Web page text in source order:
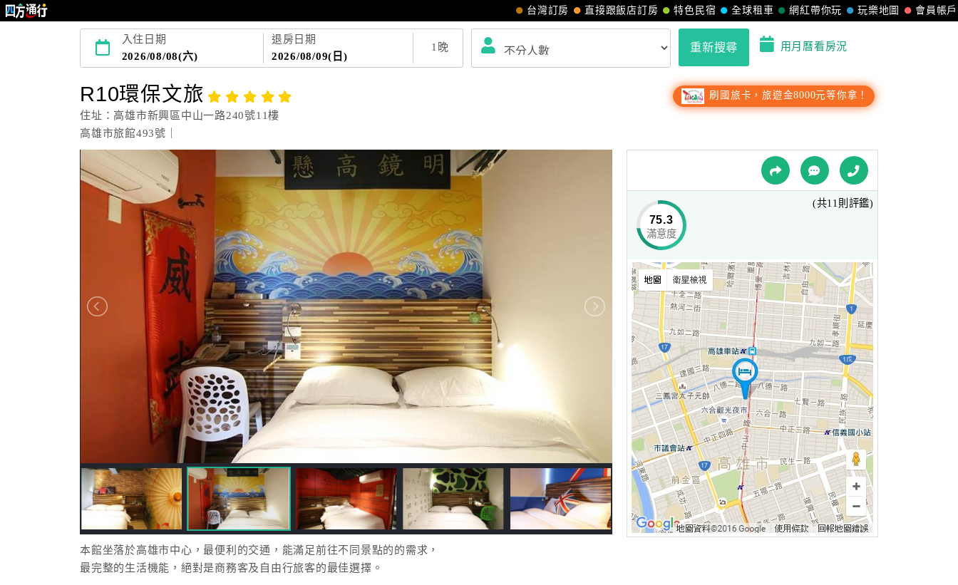
會員帳戶
玩樂地圖
網紅帶你玩
全球租車
特色民宿
直接跟飯店訂房
台灣訂房
入住日期
2026/08/08(六)
退房日期
2026/08/09(日)
1 晚 重新搜尋 用月曆看房況
R10環保文旅
住址：高雄市新興區中山一路240號11樓
高雄市旅館493號｜
刷國旅卡，旅遊金8000元等你拿！
本館坐落於高雄市中心，最便利的交通，能滿足前往不同景點的的需求，
最完整的生活機能，絕對是商務客及自由行旅客的最佳選擇。
75.3
滿意度
(共11則評鑑)